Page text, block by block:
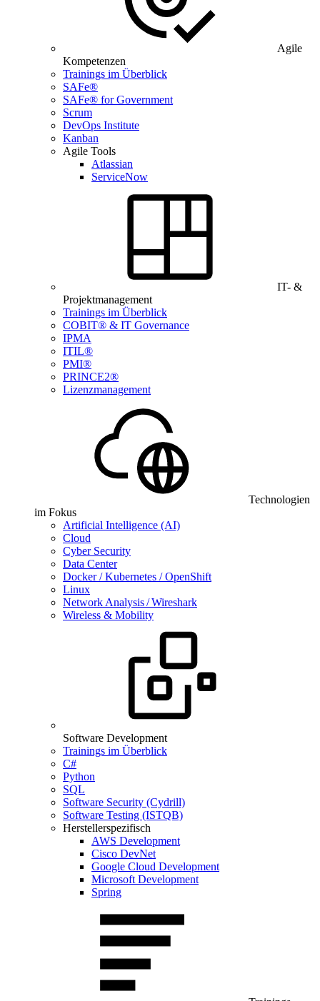
Agile
Kompetenzen
Trainings im Überblick
SAFe®
SAFe® for Government
Scrum
DevOps Institute
Kanban
Agile Tools
Atlassian
ServiceNow
IT- &
Projektmanagement
Trainings im Überblick
COBIT® & IT Governance
IPMA
ITIL®
PMI®
PRINCE2®
Lizenzmanagement
Technologien
im Fokus
Artificial Intelligence (AI)
Cloud
Cyber Security
Data Center
Docker / Kubernetes / OpenShift
Linux
Network Analysis / Wireshark
Wireless & Mobility
Software Development
Trainings im Überblick
C#
Python
SQL
Software Security (Cydrill)
Software Testing (ISTQB)
Herstellerspezifisch
AWS Development
Cisco DevNet
Google Cloud Development
Microsoft Development
Spring